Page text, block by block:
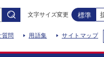
文字サイズ変更 標準
質問 用語集 サイトマップ